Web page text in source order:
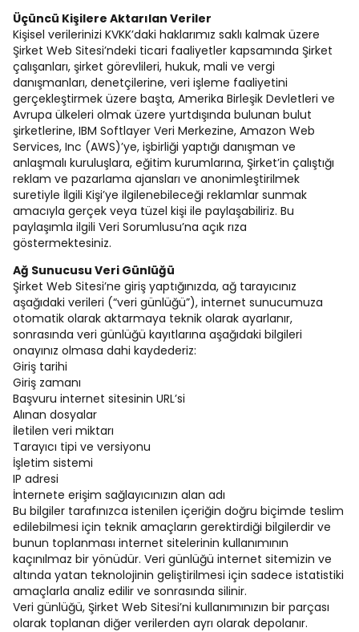
Üçüncü Kişilere Aktarılan Veriler
Kişisel verilerinizi KVKK’daki haklarımız saklı kalmak üzere
Şirket Web Sitesi’ndeki ticari faaliyetler kapsamında Şirket
çalışanları, şirket görevlileri, hukuk, mali ve vergi
danışmanları, denetçilerine, veri işleme faaliyetini
gerçekleştirmek üzere başta, Amerika Birleşik Devletleri ve
Avrupa ülkeleri olmak üzere yurtdışında bulunan bulut
şirketlerine, IBM Softlayer Veri Merkezine, Amazon Web
Services, Inc (AWS)’ye, işbirliği yaptığı danışman ve
anlaşmalı kuruluşlara, eğitim kurumlarına, Şirket’in çalıştığı
reklam ve pazarlama ajansları ve anonimleştirilmek
suretiyle İlgili Kişi’ye ilgilenebileceği reklamlar sunmak
amacıyla gerçek veya tüzel kişi ile paylaşabiliriz. Bu
paylaşımla ilgili Veri Sorumlusu’na açık rıza
göstermektesiniz.
Ağ Sunucusu Veri Günlüğü
Şirket Web Sitesi’ne giriş yaptığınızda, ağ tarayıcınız
aşağıdaki verileri (“veri günlüğü”), internet sunucumuza
otomatik olarak aktarmaya teknik olarak ayarlanır,
sonrasında veri günlüğü kayıtlarına aşağıdaki bilgileri
onayınız olmasa dahi kaydederiz:
Giriş tarihi
Giriş zamanı
Başvuru internet sitesinin URL’si
Alınan dosyalar
İletilen veri miktarı
Tarayıcı tipi ve versiyonu
İşletim sistemi
IP adresi
İnternete erişim sağlayıcınızın alan adı
Bu bilgiler tarafınızca istenilen içeriğin doğru biçimde teslim
edilebilmesi için teknik amaçların gerektirdiği bilgilerdir ve
bunun toplanması internet sitelerinin kullanımının
kaçınılmaz bir yönüdür. Veri günlüğü internet sitemizin ve
altında yatan teknolojinin geliştirilmesi için sadece istatistiki
amaçlarla analiz edilir ve sonrasında silinir.
Veri günlüğü, Şirket Web Sitesi’ni kullanımınızın bir parçası
olarak toplanan diğer verilerden ayrı olarak depolanır.